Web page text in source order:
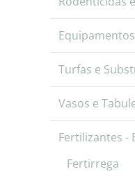
Turfas e
Vasos e
Fertilizantes -
Fertirrega